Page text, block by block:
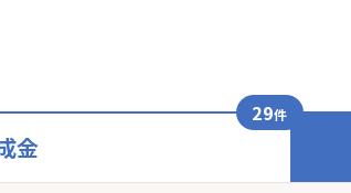
金
29件